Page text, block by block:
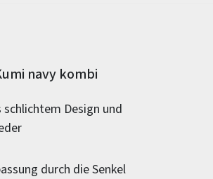
navy kombi
Design und
durch die Senkel